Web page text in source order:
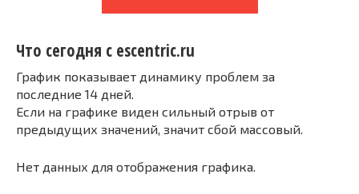
Что сегодня с escentric.ru
График показывает динамику проблем за
последние 14 дней.
Если на графике виден сильный отрыв от
предыдущих значений, значит сбой массовый.
Нет данных для отображения графика.